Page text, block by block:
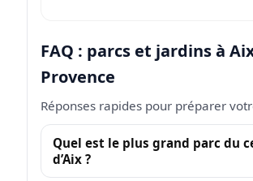
FAQ : parcs et jardins à
Provence
Réponses rapides pour préparer
Quel est le plus grand parc du
d’Aix ?